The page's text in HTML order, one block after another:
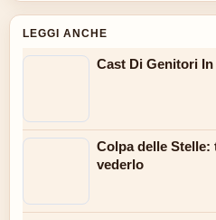
LEGGI ANCHE
Cast Di Genitori In
Colpa delle Stelle:
vederlo